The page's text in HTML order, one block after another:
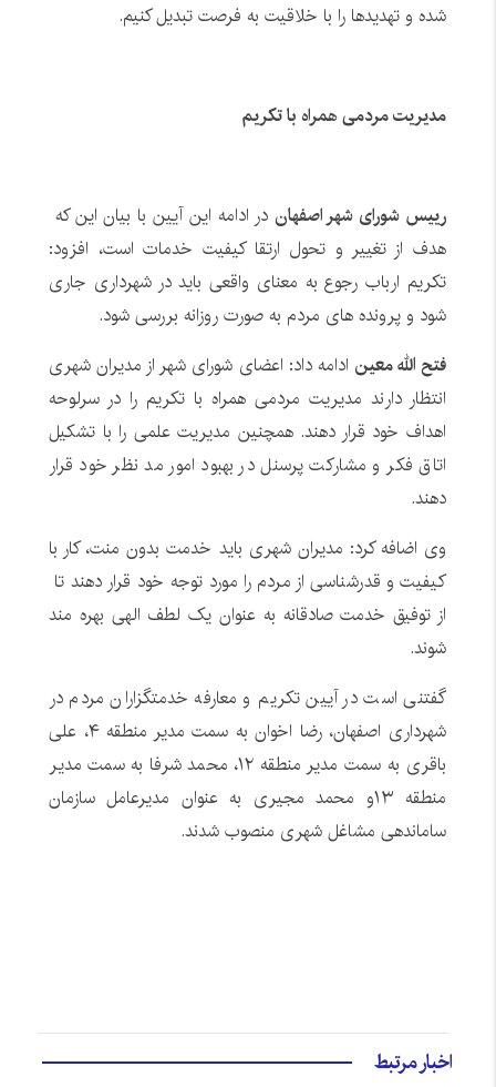
شده و تهدیدها را با خلاقیت به فرصت تبدیل کنیم.
مدیریت مردمی همراه با تکریم
رییس شورای شهر اصفهان در ادامه این آیین با بیان این که
هدف از تغییر و تحول ارتقا کیفیت خدمات است، افزود:
تکریم ارباب رجوع به معنای واقعی باید در شهرداری جاری
شود و پرونده های مردم به صورت روزانه بررسی شود.
فتح الله معین ادامه داد: اعضای شورای شهر از مدیران شهری
انتظار دارند مدیریت مردمی همراه با تکریم را در سرلوحه
اهداف خود قرار دهند. همچنین مدیریت علمی را با تشکیل
اتاق فکر و مشارکت پرسنل در بهبود امور مد نظر خود قرار
دهند.
وی اضافه کرد: مدیران شهری باید خدمت بدون منت، کار با
کیفیت و قدرشناسی از مردم را مورد توجه خود قرار دهند تا
از توفیق خدمت صادقانه به عنوان یک لطف الهی بهره مند
شوند.
گفتنی است در آیین تکریم و معارفه خدمتگزاران مردم در
شهرداری اصفهان، رضا اخوان به سمت مدیر منطقه ۴، علی
باقری به سمت مدیر منطقه ١٢، محمد شرفا به سمت مدیر
منطقه ١٣و محمد مجیری به عنوان مدیرعامل سازمان
ساماندهی مشاغل شهری منصوب شدند.
اخبار مرتبط